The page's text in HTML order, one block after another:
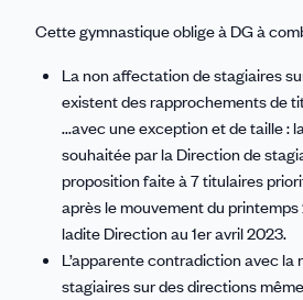
Cette gymnastique oblige à DG à
La non affectation de stagiaires
existent des rapprochements de
...avec une exception et de taille :
souhaitée par la Direction de
proposition faite à 7 titulaires
après le mouvement du
ladite Direction au 1er avril 2023.
L’apparente contradiction avec la
stagiaires sur des directions